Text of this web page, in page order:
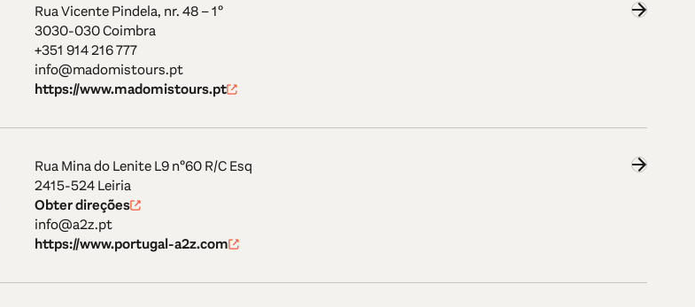
Rua Vicente Pindela, nr. 48 – 1º
3030-030 Coimbra
+351 914 216 777
info@madomistours.pt
https://www.madomistours.pt
Rua Mina do Lenite L9 nº60 R/C Esq
2415-524 Leiria
Obter direções
info@a2z.pt
https://www.portugal-a2z.com